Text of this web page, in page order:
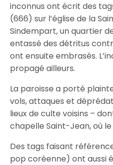
inconnus ont écrit des
(666) sur l’église de la
Sindempart, un quartier
entassé des détritus
ont ensuite embrasés.
propagé ailleurs.
La paroisse a porté
vols, attaques et
lieux de culte voisins –
chapelle Saint-Jean, où
Des tags faisant
pop coréenne) ont aussi